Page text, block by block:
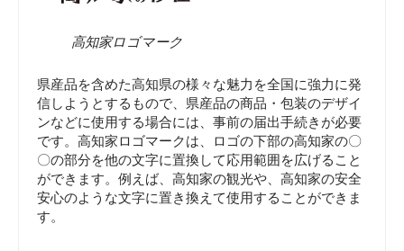
高知家ロゴマーク
県産品を含めた高知県の様々な魅力を全国に強力に発
信しようとするもので、県産品の商品・包装のデザイ
ンなどに使用する場合には、事前の届出手続きが必要
です。高知家ロゴマークは、ロゴの下部の高知家の〇
〇の部分を他の文字に置換して応用範囲を広げること
ができます。例えば、高知家の観光や、高知家の安全
安心のような文字に置き換えて使用することができま
す。